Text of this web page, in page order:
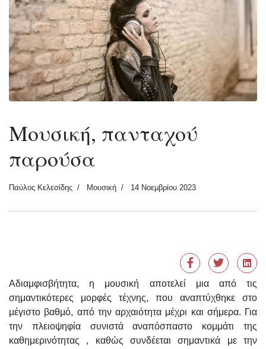
Μουσική, πανταχού
παρούσα
Παύλος Κελεσίδης Μουσική 14 Νοεμβρίου 2023
Αδιαμφισβήτητα, η μουσική αποτελεί μια από τις
σημαντικότερες μορφές τέχνης, που αναπτύχθηκε στο
μέγιστο βαθμό, από την αρχαιότητα μέχρι και σήμερα. Για
την πλειοψηφία συνιστά αναπόσπαστο κομμάτι της
καθημερινότητας , καθώς συνδέεται σημαντικά με την